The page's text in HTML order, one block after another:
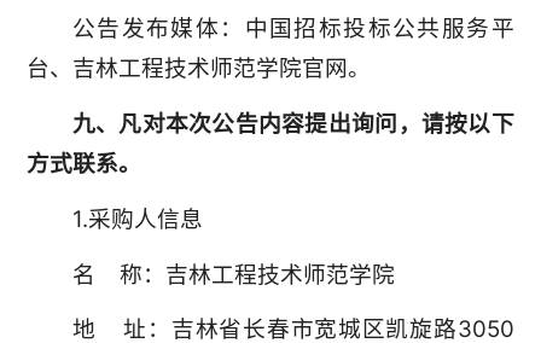
公告发布媒体：中国招标投标公共服务平
台、吉林工程技术师范学院官网。
九、凡对本次公告内容提出询问，请按以下
方式联系。
1.采购人信息
名 称：吉林工程技术师范学院
地 址：吉林省长春市宽城区凯旋路3050